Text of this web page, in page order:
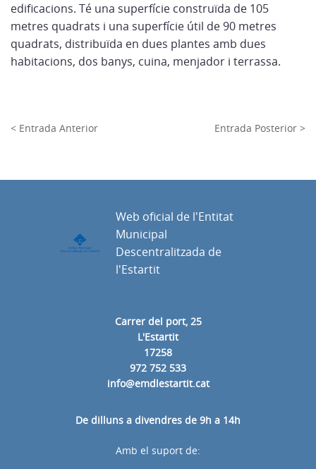
edificacions. Té una superfície construïda de 105
metres quadrats i una superfície útil de 90 metres
quadrats, distribuïda en dues plantes amb dues
habitacions, dos banys, cuina, menjador i terrassa.
< Entrada Anterior Entrada Posterior >
Carrer del port, 25
L'Estartit
17258
972 752 533
info@emdlestartit.cat
De dilluns a divendres de 9h a 14h
Web oficial de l'Entitat
Municipal
Descentralitzada de
l'Estartit
Amb el suport de: